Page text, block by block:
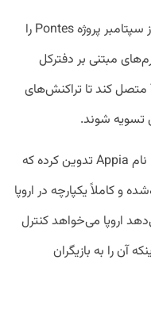
در همین راستا، یوروسیستم قصد دارد از سپتامبر پروژه Pontes را
مبتنی بر دفترکل
توزیع‌شده (DLT) را به سامانه TARGET متصل کند تا تراکنش‌های
تسویه شوند.
بانک مرکزی اروپا همچنین نقشه راهی با نام Appia تدوین کرده که
و کاملاً یکپارچه در اروپا
می‌دهد اروپا می‌خواهد کنترل
آن را به بازیگران